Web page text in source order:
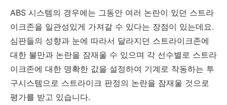
ABS 시스템의 경우에는 그동안 여러 논란이 있던 스트라
이크존을 일관성있게 가져갈 수 있다는 장점이 있는데요.
심판들의 성향과 눈에 따라서 달라지던 스트라이크존에
대한 불만과 논란을 잠재울 수 있으며 각 선수별로 스트라
이크존에 대한 명확한 값을 설정하여 기계로 작동하는 투
구시스템으로 스트라이크 판정의 논란을 잠재울 것으로
평가를 받고 있습니다.